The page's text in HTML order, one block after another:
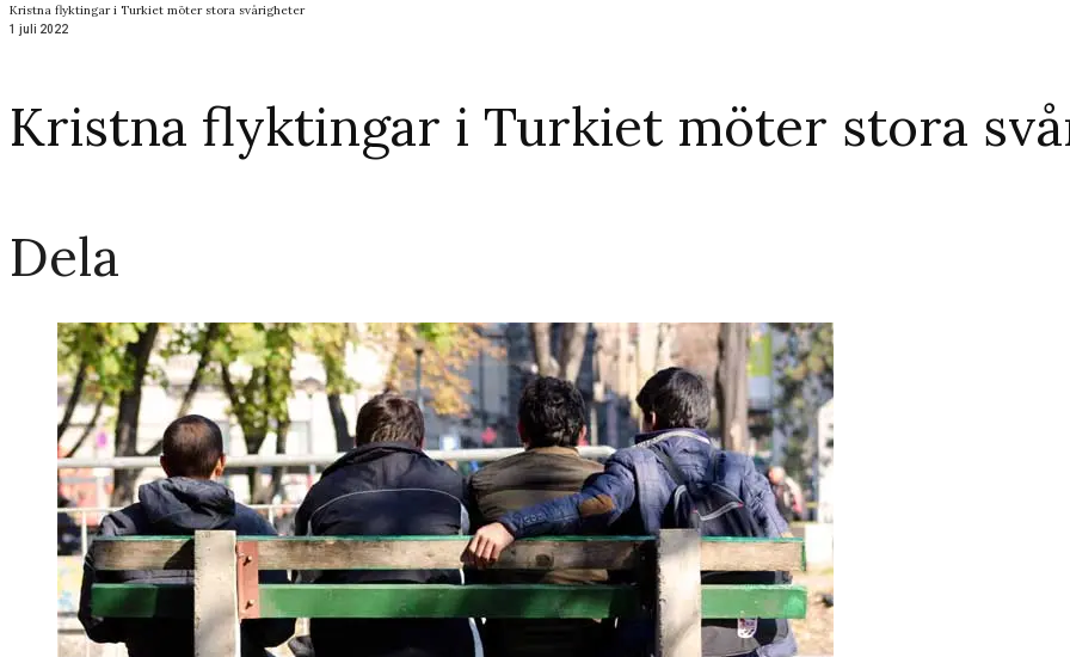
Kristna flyktingar i Turkiet möter stora svårigheter
1 juli 2022
Kristna flyktingar i Turkiet möter stora
Dela